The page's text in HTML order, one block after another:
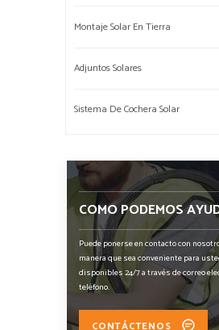
Montaje Solar En Tierra
Adjuntos Solares
Sistema De Cochera Solar
COMO PODEMOS
Puede ponerse en contacto con
manera que sea conveniente para
disponibles 24/7 a través de correo
teléfono.
CONTÁCTENOS